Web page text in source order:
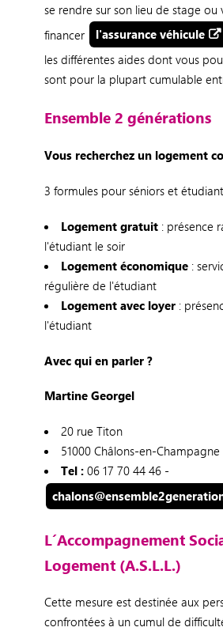
se rendre sur son lieu de stage ou
financer
l'assurance véhicule
les différentes aides dont vous
sont pour la plupart cumulable
Ensemble 2 générations
Vous recherchez un logement
3 formules pour séniors et
Logement gratuit: présence
l'étudiant le soir
Logement économique :
régulière de l'étudiant
Logement avec loyer:
l'étudiant
Avec qui en parler ?
Martine Georgel
20 rue Titon
51000 Châlons-en-Champagne
Tel :06 17 70 44 46 -
L´Accompagnement
Logement (A.S.L.L.)
Cette mesure est destinée aux
confrontées à un cumul de